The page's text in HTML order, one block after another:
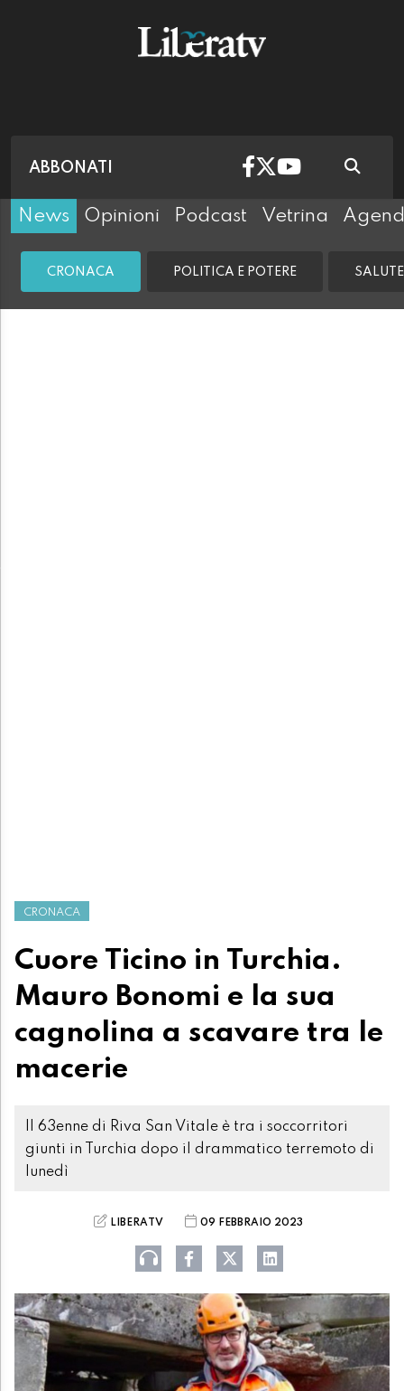
ABBONATI
News Opinioni Podcast Vetrina
CRONACA POLITICA E POTERE
CRONACA
Cuore Ticino in Turchia.
Mauro Bonomi e la sua
cagnolina a scavare tra le
macerie
Il 63enne di Riva San Vitale è tra i soccorritori
giunti in Turchia dopo il drammatico terremoto di
lunedì
LIBERATV 09 FEBBRAIO 2023